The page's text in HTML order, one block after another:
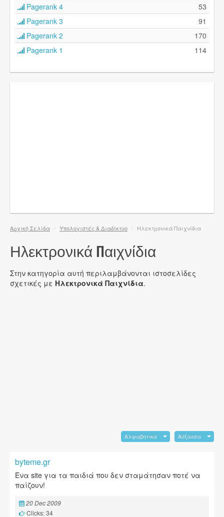
Pagerank 4
53
Pagerank 3
91
Pagerank 2
170
Pagerank 1
114
Αρχική Σελίδα / Υπολογιστές & Διαδίκτυο / Ηλεκτρονικά Παιχνίδια
Ηλεκτρονικά Παιχνίδια
Στην κατηγορία αυτή περιλαμβάνονται ιστοσελίδες
σχετικές με Ηλεκτρονικά Παιχνίδια.
Αλφαβητικά Αύξουσα
byteme.gr
Ένα site για τα παιδιά που δεν σταμάτησαν ποτέ να
παίζουν!
20 Dec 2009
Clicks: 34